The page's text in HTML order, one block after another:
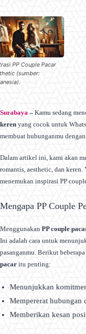
PP Couple Pacar
(sumber:
Surabaya – Kamu sedang
keren yang cocok untuk
membuat hubunganmu
Dalam artikel ini, kami akan
romantis, aesthetic, dan
menemukan inspirasi PP
Mengapa PP Couple
Menggunakan PP couple
Ini adalah cara untuk
pasanganmu. Berikut
pacar itu penting:
Menunjukkan
Mempererat hubungan
Memberikan kesan